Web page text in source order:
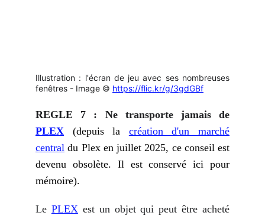
Illustration : l'écran de jeu avec ses nombreuses
fenêtres - Image © https://flic.kr/g/3gdGBf
REGLE 7 : Ne transporte jamais de
PLEX (depuis la création d'un marché
central du Plex en juillet 2025, ce conseil est
devenu obsolète. Il est conservé ici pour
mémoire).
Le PLEXest un objet qui peut être acheté